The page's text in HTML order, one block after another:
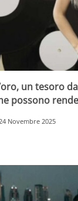
un tesoro
possono
24 Novembre 2025